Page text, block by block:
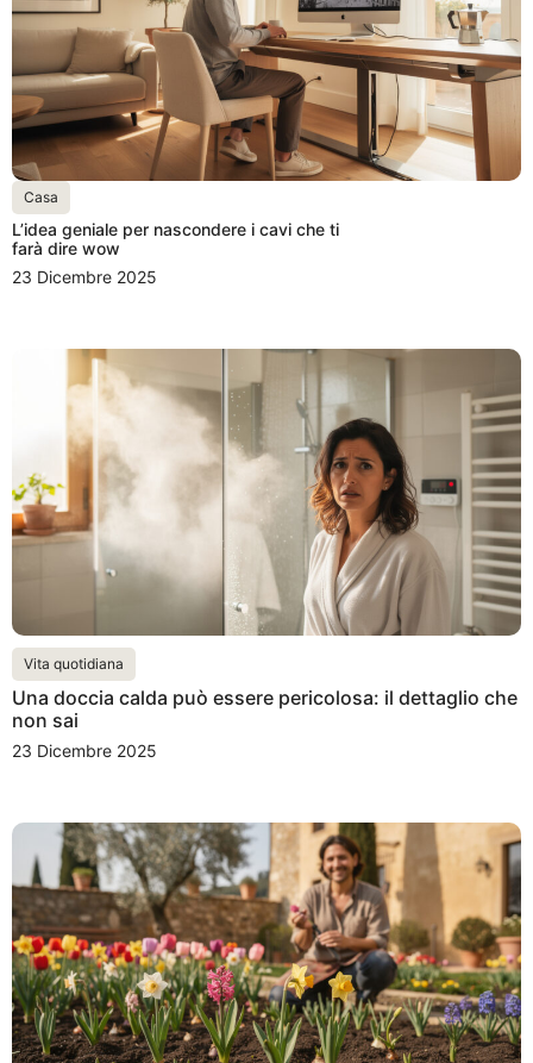
Casa
L’idea geniale per nascondere i cavi che ti
farà dire wow
23 Dicembre 2025
Vita quotidiana
Una doccia calda può essere pericolosa: il dettaglio che
non sai
23 Dicembre 2025